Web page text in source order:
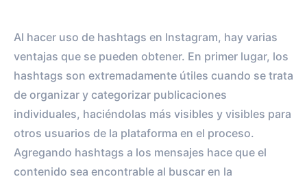
Al hacer uso de hashtags en Instagram, hay varias
ventajas que se pueden obtener. En primer lugar, los
hashtags son extremadamente útiles cuando se trata
de organizar y categorizar publicaciones
individuales, haciéndolas más visibles y visibles para
otros usuarios de la plataforma en el proceso.
Agregando hashtags a los mensajes hace que el
contenido sea encontrable al buscar en la